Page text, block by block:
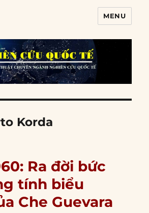
MENU
Korda
Ra đời bức
tính biểu
Che Guevara